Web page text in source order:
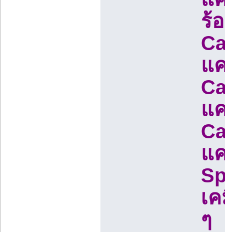
ร้
แ
แ
แ
เ
ๆ